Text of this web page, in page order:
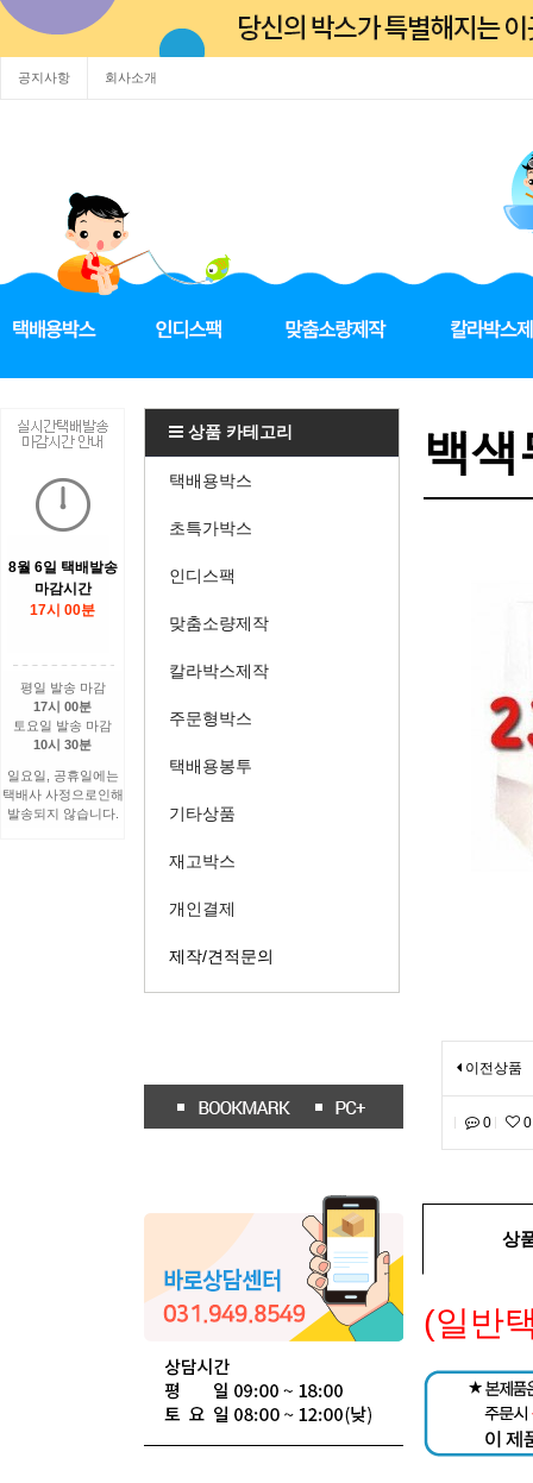
공지사항 회사소개
8월 6일 택배발송
마감시간
17시 00분
평일 발송 마감
17시 00분
토요일 발송 마감
10시 30분
일요일, 공휴일에는
택배사 사정으로인해
발송되지 않습니다.
상품 카테고리
택배용박스
초특가박스
인디스팩
맞춤소량제작
칼라박스제작
주문형박스
택배용봉투
기타상품
재고박스
개인결제
제작/견적문의
백
이전상품
0 0
상
(일반